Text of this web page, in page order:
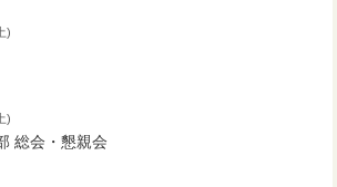
)
)
総会・懇親会